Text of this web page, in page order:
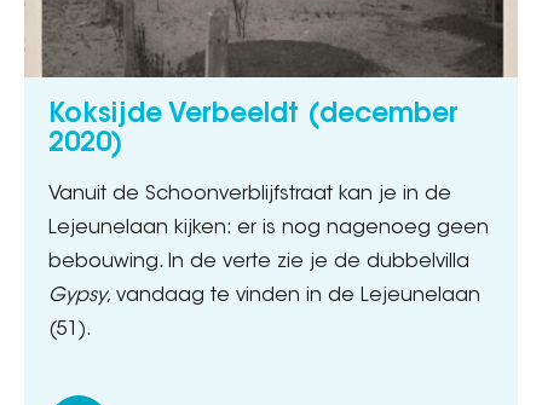
Koksijde Verbeeldt (december
2020)
Vanuit de Schoonverblijfstraat kan je in de
Lejeunelaan kijken: er is nog nagenoeg geen
bebouwing. In de verte zie je de dubbelvilla
Gypsy, vandaag te vinden in de Lejeunelaan
(51).